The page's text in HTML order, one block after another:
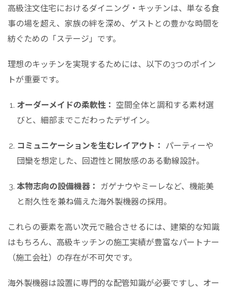
高級注文住宅におけるダイニング・キッチンは、単なる食
事の場を超え、家族の絆を深め、ゲストとの豊かな時間を
紡ぐための「ステージ」です。
理想のキッチンを実現するためには、以下の3つのポイン
トが重要です。
オーダーメイドの柔軟性： 空間全体と調和する素材選
びと、細部までこだわったデザイン。
コミュニケーションを生むレイアウト：
パーティーや
団欒を想定した、回遊性と開放感のある動線設計。
本物志向の設備機器：
ガゲナウやミーレなど、機能美
と耐久性を兼ね備えた海外製機器の採用。
これらの要素を高い次元で融合させるには、建築的な知識
はもちろん、高級キッチンの施工実績が豊富なパートナー
（施工会社）の存在が不可欠です。
海外製機器は設置に専門的な配管知識が必要ですし、オー